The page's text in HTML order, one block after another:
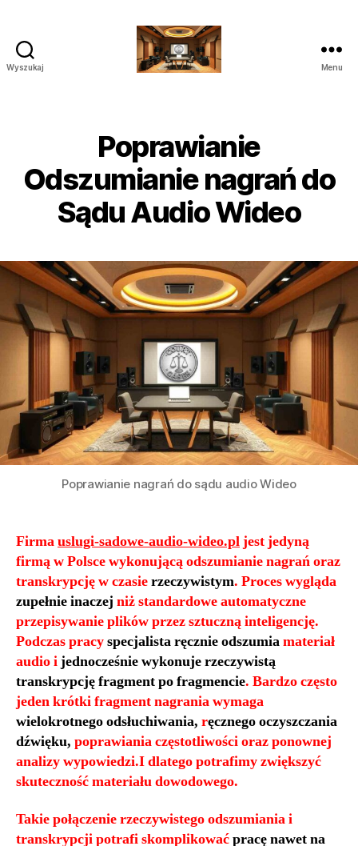
Wyszukaj
Sądu
Audio
Wideo
Menu
Poprawianie
Odszumianie nagrań do
Sądu Audio Wideo
Poprawianie nagrań do sądu audio Wideo
Firmauslugi-sadowe-audio-wideo.pljest jedyną
firmą w Polsce wykonującą odszumianie nagrań oraz
transkrypcję w czasierzeczywistym. Proces wygląda
zupełnie inaczej niż standardowe automatyczne
przepisywanie plików przez sztuczną inteligencję.
Podczas pracyspecjalista ręcznie odszumiamateriał
audio ijednocześnie wykonuje rzeczywistą
transkrypcję fragment po fragmencie. Bardzo często
jeden krótki fragment nagrania wymaga
wielokrotnego odsłuchiwania, ręcznego oczyszczania
dźwięku, poprawiania częstotliwości oraz ponownej
analizy wypowiedzi.I dlatego potrafimy zwiększyć
skuteczność materiału dowodowego.
Takie połączenie rzeczywistego odszumiania i
transkrypcji potrafi skomplikowaćpracę nawet na